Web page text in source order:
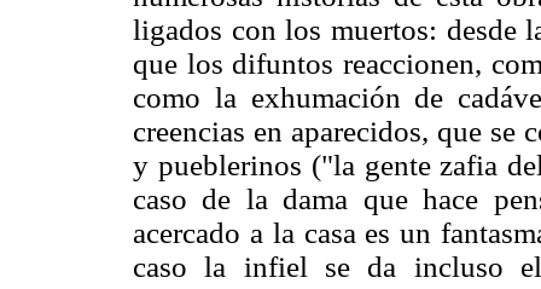
ligados con los muertos: desde
que los difuntos reaccionen,
como la exhumación de
creencias en aparecidos, que se
y pueblerinos ("la gente zafia
caso de la dama que hace
acercado a la casa es un
caso la infiel se da incluso